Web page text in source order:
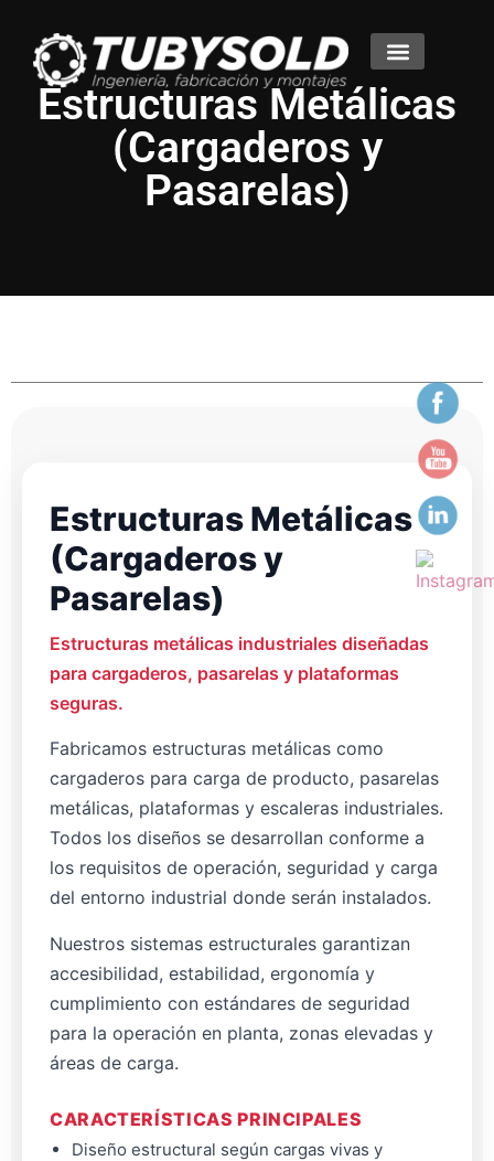
Estructuras Metálicas
(Cargaderos y
Pasarelas)
Estructuras Metálicas
(Cargaderos y
Pasarelas)
Estructuras metálicas industriales diseñadas
para cargaderos, pasarelas y plataformas
seguras.
Fabricamos estructuras metálicas como
cargaderos para carga de producto, pasarelas
metálicas, plataformas y escaleras industriales.
Todos los diseños se desarrollan conforme a
los requisitos de operación, seguridad y carga
del entorno industrial donde serán instalados.
Nuestros sistemas estructurales garantizan
accesibilidad, estabilidad, ergonomía y
cumplimiento con estándares de seguridad
para la operación en planta, zonas elevadas y
áreas de carga.
CARACTERÍSTICAS PRINCIPALES
Diseño estructural según cargas vivas y